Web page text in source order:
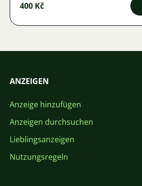
400 Kč
ANZEIGEN
Anzeige hinzufügen
Anzeigen durchsuchen
Lieblingsanzeigen
Nutzungsregeln